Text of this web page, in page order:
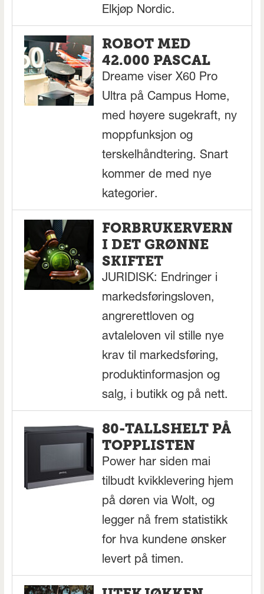
Elkjøp Nordic.
ROBOT MED
42.000 PASCAL
Dreame viser X60 Pro
Ultra på Campus Home,
med høyere sugekraft, ny
moppfunksjon og
terskelhåndtering. Snart
kommer de med nye
kategorier.
FORBRUKERVERN
I DET GRØNNE
SKIFTET
JURIDISK: Endringer i
markedsføringsloven,
angrerettloven og
avtaleloven vil stille nye
krav til markedsføring,
produktinformasjon og
salg, i butikk og på nett.
80-TALLSHELT PÅ
TOPPLISTEN
Power har siden mai
tilbudt kvikklevering hjem
på døren via Wolt, og
legger nå frem statistikk
for hva kundene ønsker
levert på timen.